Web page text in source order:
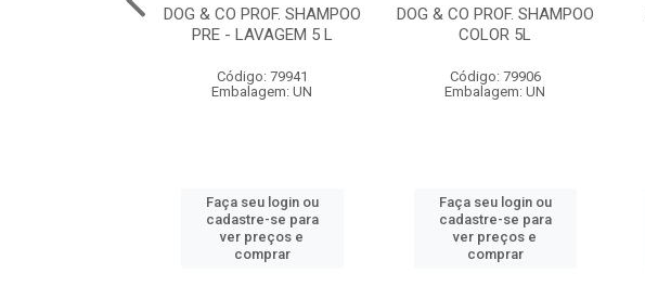
DOG & CO PROF. SHAMPOO
PRE - LAVAGEM 5 L
Código: 79941
Embalagem: UN
Faça seu login ou
cadastre-se para
ver preços e
comprar
DOG & CO PROF. SHAMPOO
COLOR 5L
Código: 79906
Embalagem: UN
Faça seu login ou
cadastre-se para
ver preços e
comprar